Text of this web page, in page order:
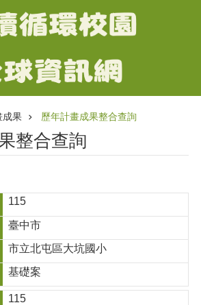
成果 歷年計畫成果整合查詢
整合查詢
115
臺中市
市立北屯區大坑國小
基礎案
115